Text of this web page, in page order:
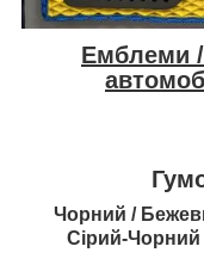
Емблеми
Чорний /
Сірий-Чорний